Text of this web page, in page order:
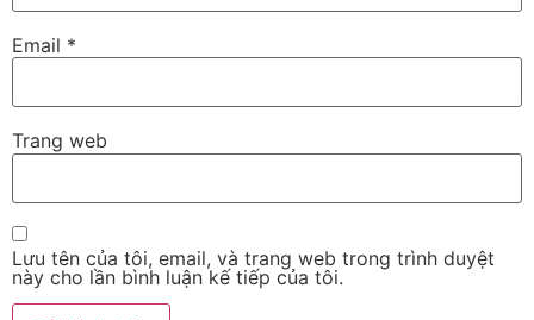
Email *
Trang web
Lưu tên của tôi, email, và trang web trong trình duyệt
này cho lần bình luận kế tiếp của tôi.